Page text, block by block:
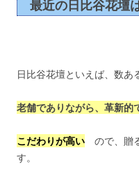
最近の日比谷花壇
日比谷花壇といえば、数あ
老舗でありながら、革新的
こだわりが高い
ので、贈
す。